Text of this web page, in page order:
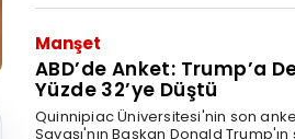
Manşet
ABD’de Anket: Trump’a
Yüzde 32’ye Düştü
Quinnipiac Üniversitesi'nin son
Savaşı'nın Başkan Donald